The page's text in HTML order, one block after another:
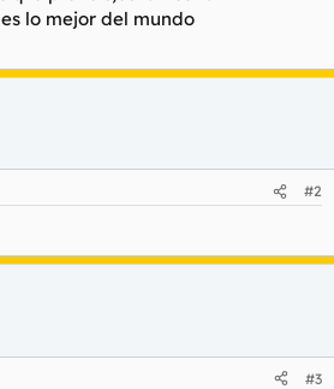
lo mejor del mundo
#2
#3